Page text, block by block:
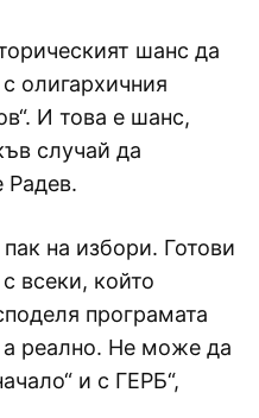
шанс да
олигархичния
И това е шанс,
случай да
Радев.
на избори. Готови
всеки, който
програмата
реално. Не може да
и с ГЕРБ“,